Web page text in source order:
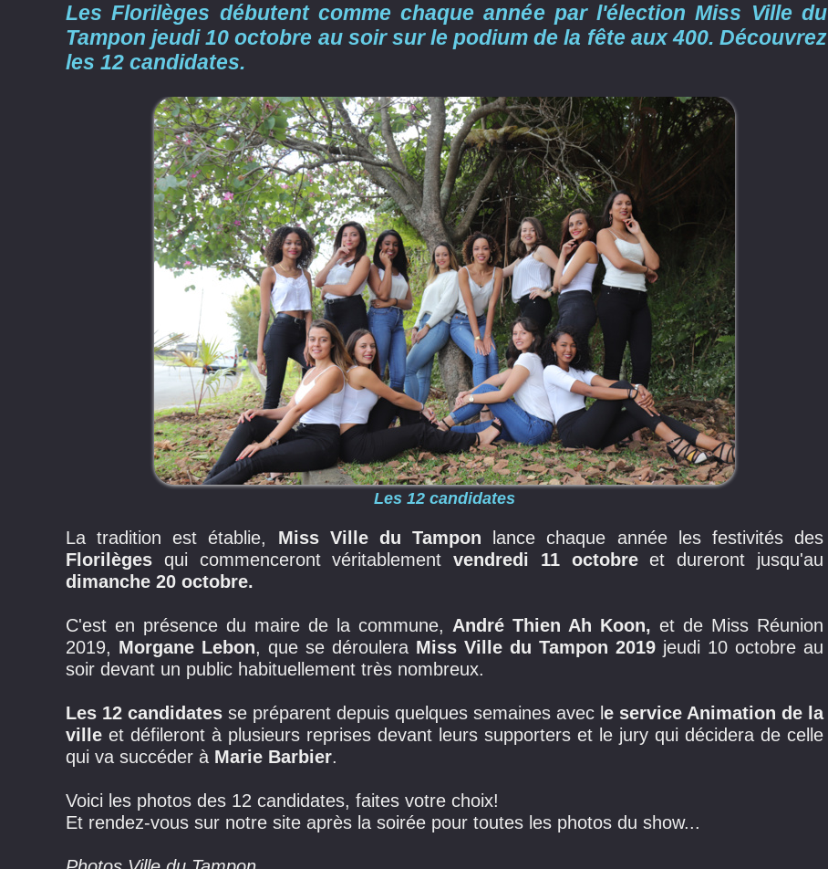
Les Florilèges débutent comme chaque année par l'élection Miss Ville du
Tampon jeudi 10 octobre au soir sur le podium de la fête aux 400. Découvrez
les 12 candidates.
Les 12 candidates
La tradition est établie, Miss Ville du Tampon lance chaque année les festivités des
Florilèges qui commenceront véritablementvendredi 11 octobreet dureront jusqu'au
dimanche 20 octobre.
C'est en présence du maire de la commune, André Thien Ah Koon, et de Miss Réunion
2019, Morgane Lebon, que se déroulera Miss Ville du Tampon 2019 jeudi 10 octobre au
soir devant un public habituellement très nombreux.
Les 12 candidates se préparent depuis quelques semaines avec l e service Animation de la
ville et défileront à plusieurs reprises devant leurs supporters et le jury qui décidera de celle
qui va succéder à Marie Barbier.
Voici les photos des 12 candidates, faites votre choix!
Et rendez-vous sur notre site après la soirée pour toutes les photos du show...